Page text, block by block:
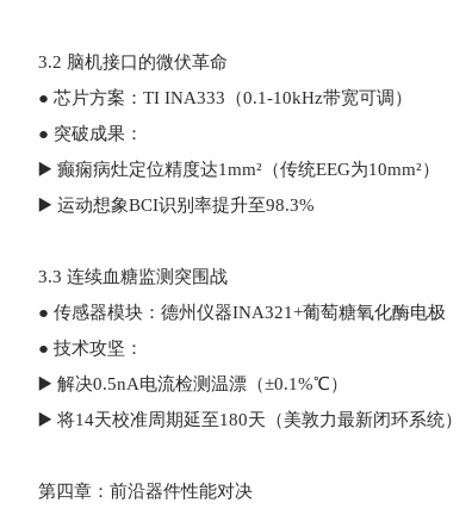
3.2 脑机接口的微伏革命
● 芯片方案：TI INA333（0.1-10kHz带宽可调）
● 突破成果：
▶️ 癫痫病灶定位精度达1mm²（传统EEG为10mm²）
▶️ 运动想象BCI识别率提升至98.3%
3.3 连续血糖监测突围战
● 传感器模块：德州仪器INA321+葡萄糖氧化酶电极
● 技术攻坚：
▶️ 解决0.5nA电流检测温漂（±0.1%℃）
▶️ 将14天校准周期延至180天（美敦力最新闭环系统）
第四章：前沿器件性能对决